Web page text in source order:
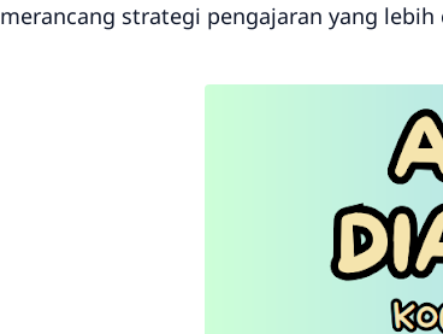
merancang strategi pengajaran yang